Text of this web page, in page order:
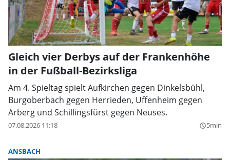
Gleich vier Derbys auf der Frankenhöhe
in der Fußball-Bezirksliga
Am 4. Spieltag spielt Aufkirchen gegen Dinkelsbühl,
Burgoberbach gegen Herrieden, Uffenheim gegen
Arberg und Schillingsfürst gegen Neuses.
07.08.2026 11:18 query_builder5min
ANSBACH